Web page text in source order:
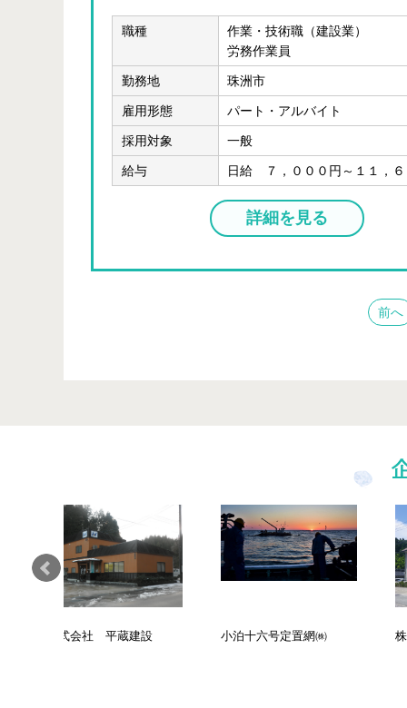
職種
作業・技術職（建設業）
労務作業員
勤務地 珠洲市
雇用形態 パート・アルバイト
採用対象 一般
給与 日給 ７，０００円～１１，
詳細を見る
前へ
小泊十六号定置網㈱ 株式会社アメニティ